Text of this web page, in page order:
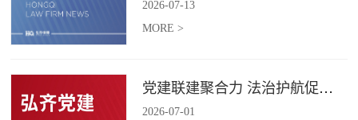
2026-07-13
MORE >
党建联建聚合力 法治护航促振兴 | 弘齐律所党支部与龙星村党委联合开展庆 “七一” 主题党日活动
2026-07-01